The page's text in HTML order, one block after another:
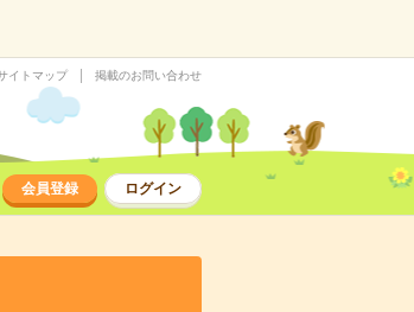
イトマップ 掲載のお問い合わせ
会員登録 ログイン